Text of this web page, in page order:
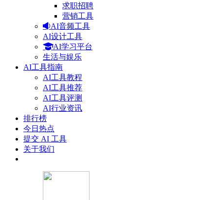
求职招聘
营销工具
AI音频工具
AI设计工具
AI学习平台
生活与娱乐
AI工具指南
AI工具教程
AI工具推荐
AI工具评测
AI行业资讯
排行榜
今日热点
提交 AI 工具
关于我们